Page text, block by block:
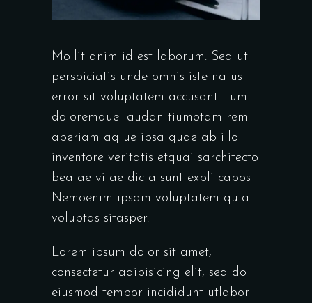
Mollit anim id est laborum. Sed ut
perspiciatis unde omnis iste natus
error sit voluptatem accusant tium
doloremque laudan tiumotam rem
aperiam aq ue ipsa quae ab illo
inventore veritatis etquai sarchitecto
beatae vitae dicta sunt expli cabos
Nemoenim ipsam voluptatem quia
voluptas sitasper.
Lorem ipsum dolor sit amet,
consectetur adipisicing elit, sed do
eiusmod tempor incididunt utlabor